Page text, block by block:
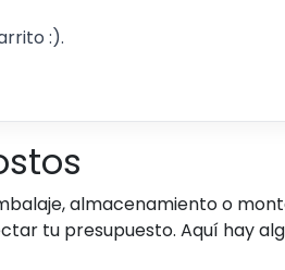
:).
almacenamiento o
tu presupuesto. Aquí hay